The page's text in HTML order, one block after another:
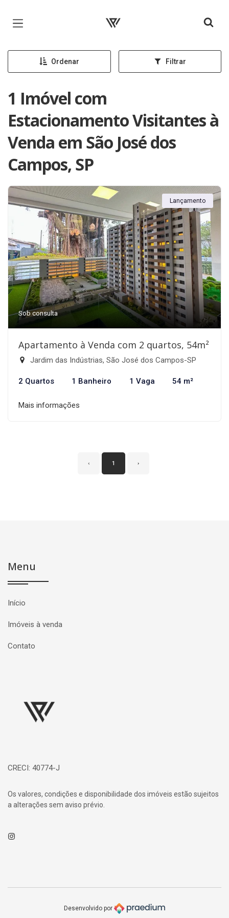
Página inicial
Ordenar Filtrar
1 Imóvel com
Estacionamento Visitantes à
Venda em São José dos
Campos, SP
Lançamento
Sob consulta
Apartamento à Venda com 2 quartos, 54m²
Jardim das Indústrias, São José dos Campos-SP
2 Quartos 1 Banheiro 1 Vaga 54 m²
Mais informações
‹ 1 ›
Menu
Início
Imóveis à venda
Contato
CRECI: 40774-J
Os valores, condições e disponibilidade dos imóveis estão sujeitos
a alterações sem aviso prévio.
Instagram
Desenvolvido por